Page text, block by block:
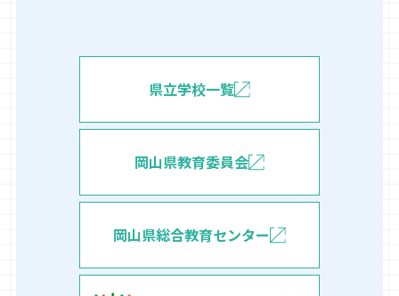
県立学校一覧
岡山県教育委員会
岡山県総合教育センター